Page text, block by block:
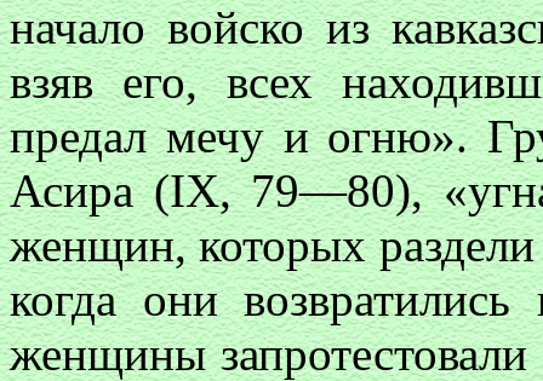
начало войско из
взяв его, всех
предал мечу и огню».
Асира (IX, 79—80),
женщин, которых
когда они
женщины